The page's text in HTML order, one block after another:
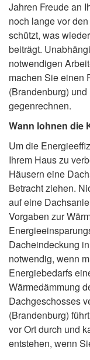
Jahren Freude an
noch lange vor
schützt, was
beiträgt.
notwendigen
machen Sie einen
(Brandenburg)
gegenrechnen.
Wann lohnen die
Um die
Ihrem Haus zu
Häusern eine
Betracht ziehen.
auf eine
Vorgaben zur
Dacheindeckung
notwendig, wenn
Energiebedarfs
Wärmedämmung
Dachgeschosses
(Brandenburg)
vor Ort durch und
entstehen, wenn